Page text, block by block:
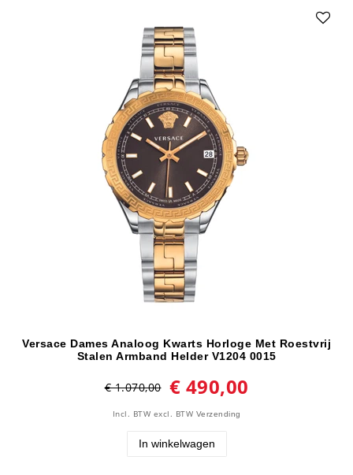
Versace Dames Analoog Kwarts Horloge Met Roestvrij
Stalen Armband Helder V1204 0015
€ 1.070,00 € 490,00
Incl. BTW excl. BTW Verzending
In winkelwagen